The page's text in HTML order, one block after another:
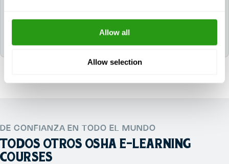
Allow all
Allow selection
recibirá el(los) siguiente(s) certificado(s): Hazmat -
DOT & Security Awareness (49 CFR 171 - 180) E-
Learning.
DE CONFIANZA EN TODO EL MUNDO
TODOS OTROS OSHA E-LEARNING
COURSES